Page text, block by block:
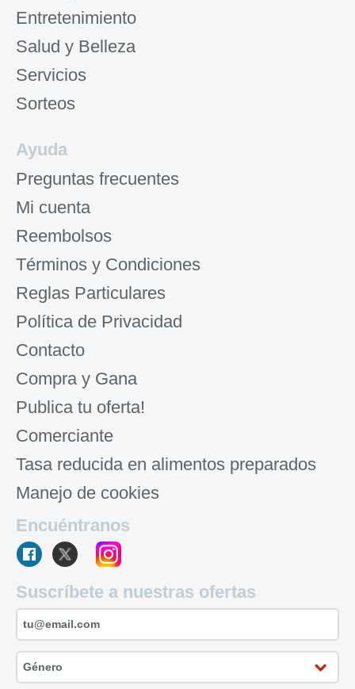
Entretenimiento
Salud y Belleza
Servicios
Sorteos
Ayuda
Preguntas frecuentes
Mi cuenta
Reembolsos
Términos y Condiciones
Reglas Particulares
Política de Privacidad
Contacto
Compra y Gana
Publica tu oferta!
Comerciante
Tasa reducida en alimentos preparados
Manejo de cookies
Encuéntranos
Suscríbete a nuestras ofertas